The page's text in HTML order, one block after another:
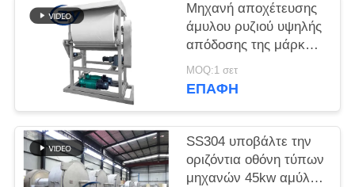
Μηχανή αποχέτευσης
άμυλου ρυζιού υψηλής
απόδοσης της μάρκας
ZY ̇ Σταθερή απόδοση
για βέλτιστο έλεγχο
MOQ:1 σετ
ΕΠΑΦΉ
SS304 υποβάλτε την
οριζόντια οθόνη τύπων
μηχανών 45kw αμύλου